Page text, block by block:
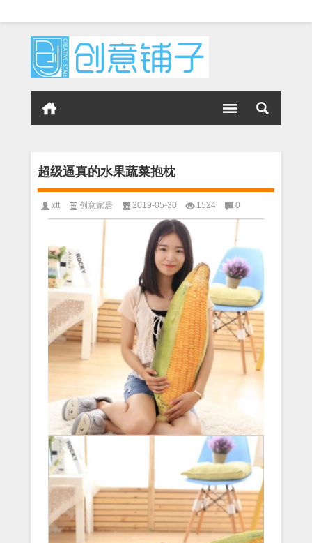
超级逼真的水果蔬菜抱枕
xtt 创意家居 2019-05-30 1524 0